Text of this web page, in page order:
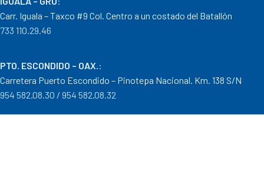
Carr. Iguala – Taxco #9 Col. Centro a un costado del Batallón
733 110.29.46
PTO. ESCONDIDO – OAX.:
Carretera Puerto Escondido – Pinotepa Nacional. Km. 138 S/N
954 582.08.30 / 954 582.08.32